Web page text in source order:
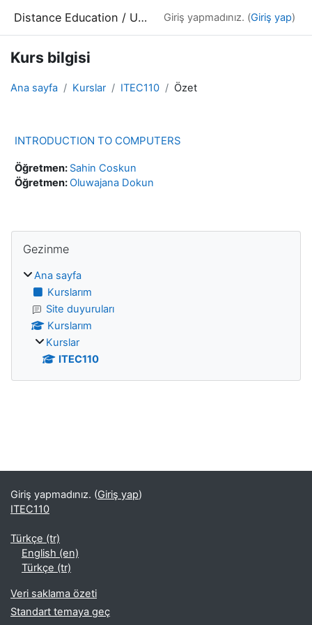
Distance Education / Uzaktan Eğitim Giriş yapmadınız. (Giriş yap)
Kurs bilgisi
Ana sayfa Kurslar ITEC110 Özet
INTRODUCTION TO COMPUTERS
Öğretmen: Sahin Coskun
Öğretmen:Oluwajana Dokun
Bloklar
Gezinme
Ana sayfa
Kurslarım
Site duyuruları
Kurslarım
Kurslar
ITEC110
Giriş yapmadınız. (Giriş yap)
ITEC110
Türkçe ‎(tr)‎
English ‎(en)‎
Türkçe ‎(tr)‎
Veri saklama özeti
Standart temaya geç